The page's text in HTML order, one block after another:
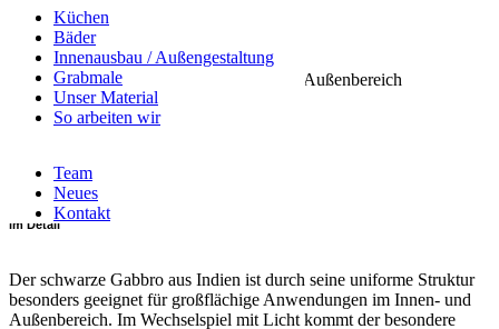
Küchen
Bäder
Innenausbau / Außengestaltung
Grabmale
Unser Material
So arbeiten wir
Team
Neues
Kontakt
Kategorie
für Küchenprojekte, für Innenbereich, für Außenbereich
Hartgestein
im Detail
Der schwarze Gabbro aus Indien ist durch seine uniforme Struktur
besonders geeignet für großflächige Anwendungen im Innen- und
Außenbereich. Im Wechselspiel mit Licht kommt der besondere